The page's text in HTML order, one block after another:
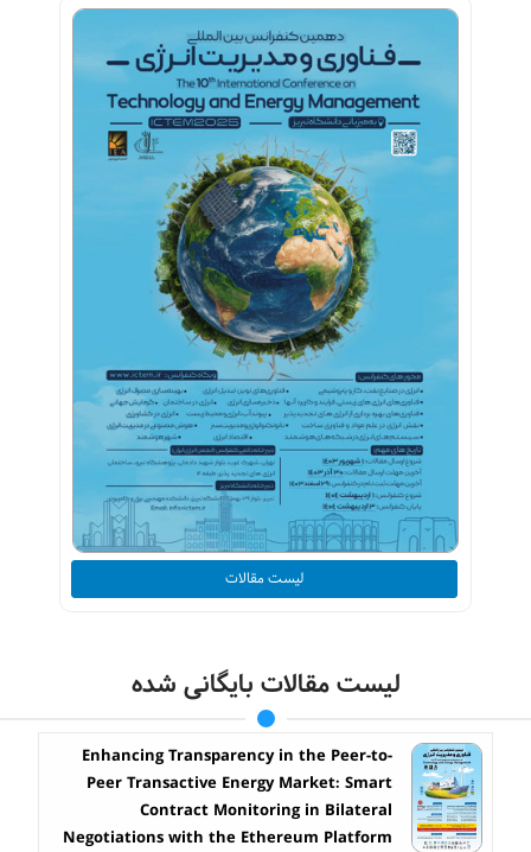
لیست مقالات
لیست مقالات بایگانی شده
Enhancing Transparency in the Peer-to-
Peer Transactive Energy Market: Smart
Contract Monitoring in Bilateral
Negotiations with the Ethereum Platform